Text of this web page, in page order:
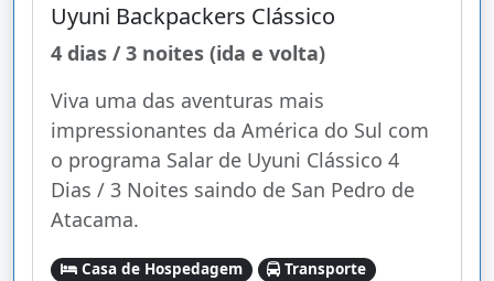
Uyuni Backpackers Clássico
4 dias / 3 noites (ida e volta)
Viva uma das aventuras mais
impressionantes da América do Sul com
o programa Salar de Uyuni Clássico 4
Dias / 3 Noites saindo de San Pedro de
Atacama.
Casa de Hospedagem
Transporte